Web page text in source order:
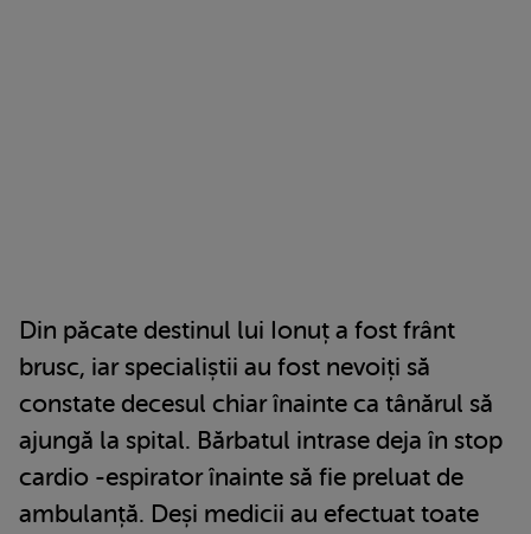
Din păcate destinul lui Ionuț a fost frânt
brusc, iar specialiștii au fost nevoiți să
constate decesul chiar înainte ca tânărul să
ajungă la spital. Bărbatul intrase deja în stop
cardio -espirator înainte să fie preluat de
ambulanță. Deși medicii au efectuat toate